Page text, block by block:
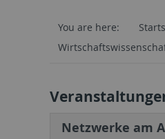
You are here:
Netzwerke am